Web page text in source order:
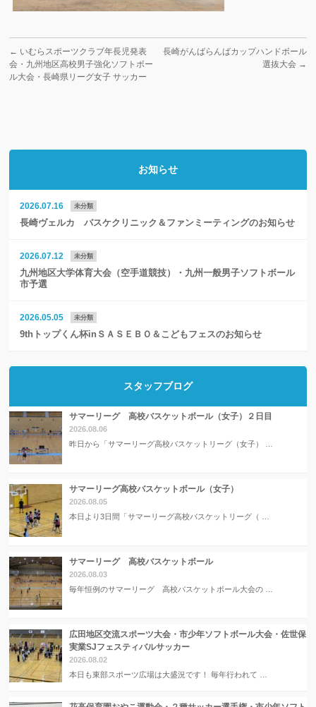
← いむらスポーツクラブ年長児発表
会・九州地区高校男子強化ソフトボー
ル大会・長崎県リーグ女子 サッカー
長崎がんばらんばカップハンドボール
選抜大会 →
お知らせ
2026.07.16 未分類
長崎ヴェルカ バスケクリニック＆ファンミーティングのお知らせ
2026.07.12 未分類
九州地区大学体育大会（空手道競技）・九州一般男子ソフトボール
市予選
2026.05.05 未分類
9thトップくん杯inＳＡＳＥＢＯ＆こどもフェスのお知らせ
スタッフブログ
サマーリーグ 高校バスケットボール（女子）２日目
2026.08.06
昨日から「サマーリーグ高校バスケットリーグ（女子） …
サマーリーグ高校バスケットボール（女子）
2026.08.05
本日より3日間「サマーリーグ高校バスケットリーグ（ …
サマーリーグ 高校バスケットボール
2026.08.03
毎年恒例のサマーリーグ 高校バスケットボール大会の …
広田地区交流スポーツ大会・市少年ソフトボール大会・佐世保
実業SJフェスティバルサッカー
2026.08.02
本日も東部スポーツ広場は大盛況です！ 毎年行われて …